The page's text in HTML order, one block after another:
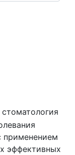
применением
эффективных